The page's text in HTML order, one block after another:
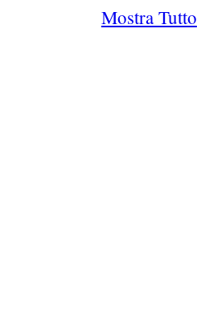
Mostra Tutto